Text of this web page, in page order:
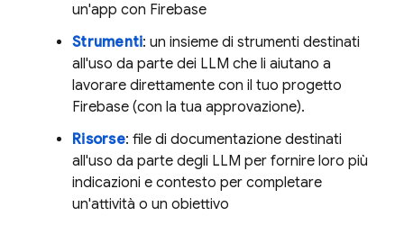
un'app con Firebase
Strumenti: un insieme di strumenti destinati
all'uso da parte dei LLM che li aiutano a
lavorare direttamente con il tuo progetto
Firebase (con la tua approvazione).
Risorse: file di documentazione destinati
all'uso da parte degli LLM per fornire loro più
indicazioni e contesto per completare
un'attività o un obiettivo